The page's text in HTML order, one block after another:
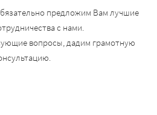
предложим Вам лучшие
с нами.
вопросы, дадим грамотную